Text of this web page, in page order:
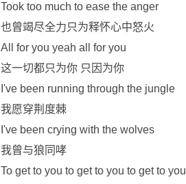
Took too much to ease the anger
也曾竭尽全力只为释怀心中怒火
All for you yeah all for you
这一切都只为你 只因为你
I've been running through the jungle
我愿穿荆度棘
I've been crying with the wolves
我曾与狼同哮
To get to you to get to you to get to you